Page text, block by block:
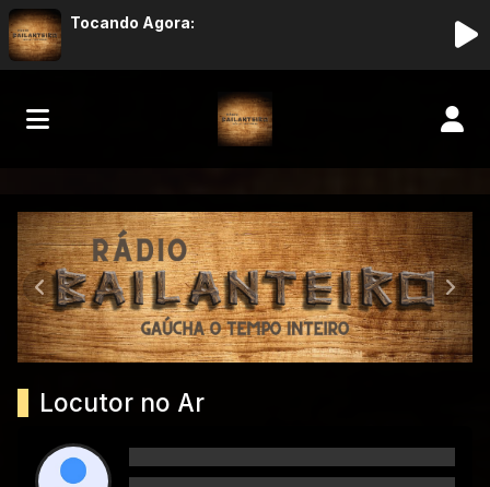
Tocando Agora:
Rádio Bailanteiro
Anterior
Locutor no Ar